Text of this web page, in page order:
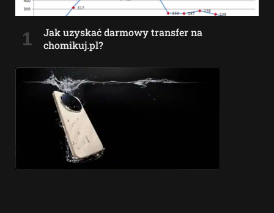
Jak uzyskać darmowy transfer na
chomikuj.pl?